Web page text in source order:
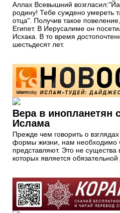
Аллах Всевышний
родину! Тебе суждено умереть
отца". Получив такое
Египет. В Иерусалиме он
Исхака. В то время
шестьдесят лет.
Вера в инопланетян
Ислама
Прежде чем говорить о
формы жизни, нам необходимо
представляют. Это не существа
которых является